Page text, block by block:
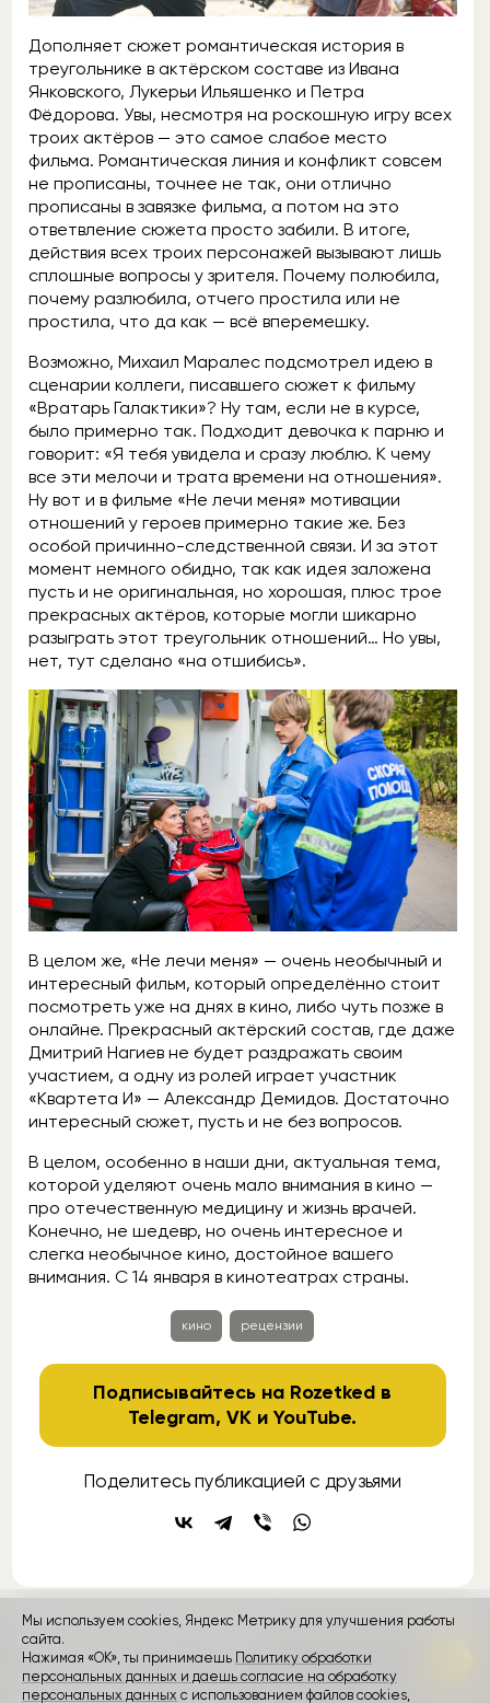
Дополняет сюжет романтическая история в
треугольнике в актёрском составе из Ивана
Янковского, Лукерьи Ильяшенко и Петра
Фёдорова. Увы, несмотря на роскошную игру всех
троих актёров — это самое слабое место
фильма. Романтическая линия и конфликт совсем
не прописаны, точнее не так, они отлично
прописаны в завязке фильма, а потом на это
ответвление сюжета просто забили. В итоге,
действия всех троих персонажей вызывают лишь
сплошные вопросы у зрителя. Почему полюбила,
почему разлюбила, отчего простила или не
простила, что да как — всё вперемешку.
Возможно, Михаил Маралес подсмотрел идею в
сценарии коллеги, писавшего сюжет к фильму
«Вратарь Галактики»? Ну там, если не в курсе,
было примерно так. Подходит девочка к парню и
говорит: «Я тебя увидела и сразу люблю. К чему
все эти мелочи и трата времени на отношения».
Ну вот и в фильме «Не лечи меня» мотивации
отношений у героев примерно такие же. Без
особой причинно-следственной связи. И за этот
момент немного обидно, так как идея заложена
пусть и не оригинальная, но хорошая, плюс трое
прекрасных актёров, которые могли шикарно
разыграть этот треугольник отношений… Но увы,
нет, тут сделано «на отшибись».
В целом же, «Не лечи меня» — очень необычный и
интересный фильм, который определённо стоит
посмотреть уже на днях в кино, либо чуть позже в
онлайне. Прекрасный актёрский состав, где даже
Дмитрий Нагиев не будет раздражать своим
участием, а одну из ролей играет участник
«Квартета И» — Александр Демидов. Достаточно
интересный сюжет, пусть и не без вопросов.
В целом, особенно в наши дни, актуальная тема,
которой уделяют очень мало внимания в кино —
про отечественную медицину и жизнь врачей.
Конечно, не шедевр, но очень интересное и
слегка необычное кино, достойное вашего
внимания. С 14 января в кинотеатрах страны.
кино рецензии
Подписывайтесь на Rozetked в
Telegram,VK иYouTube.
Поделитесь публикацией с друзьями
контакты
Rozetked © 2026
Мы используем cookies, Яндекс Метрику для улучшения работы
сайта.
Нажимая «ОК», ты принимаешь Политику обработки
персональных данных и даешь согласие на обработку
персональных данных с использованием файлов cookies,